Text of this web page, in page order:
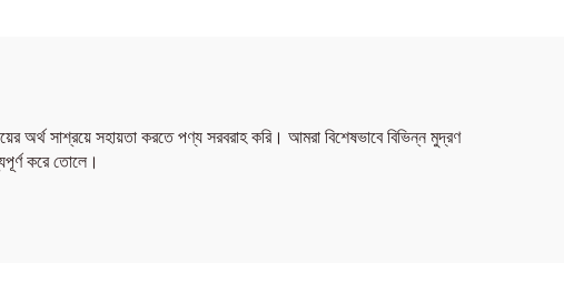
অর্থ সাশ্রয়ে সহায়তা করতে পণ্য সরবরাহ করি। আমরা বিশেষভাবে বিভিন্ন মুদ্রণ
করে তোলে।